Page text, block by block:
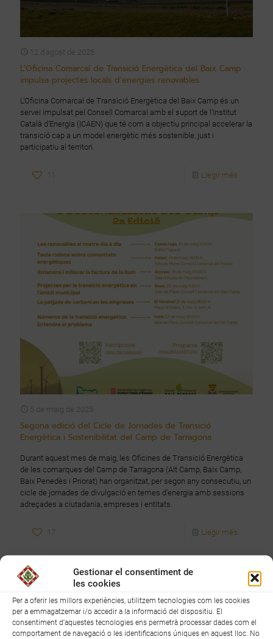
Gestionar el consentiment de
les cookies
Per a oferir les millors experiències, utilitzem tecnologies com les cookies
per a emmagatzemar i/o accedir a la informació del dispositiu. El
consentiment d'aquestes tecnologies ens permetrà processar dades com el
comportament de navegació o les identificacions úniques en aquest lloc. No
12 d'agost de 2025
L’Oficina Comarcal de Transició Energètica del Baix Camp
impulsa projectes locals d’energies renovables
L’Oficina Comarcal de Transició Energètica del Baix Camp és un
servei impulsat pel Consell Comarcal amb el suport de l’Institut
Català d’Energia (ICAEN) que té com a objectiu principal accelerar la
transició cap a un model energètic més sostenible, just i
participatiu al territori.
Llegir més
5 de maig de 2025
Segona edició del Cicle de Jornades de Transició
Energètica i Sostenibilitat del Camp de Tarragona
Durant aquest mes de maig, les Oficines de Transició Energètica
de les comarques del Camp de Tarragona (Alt Camp, Baix Camp,
Baix Penedès i Priorat) han organitzat, per segon any consecutiu, un
cicle de jornades de divulgació en temes d’energia amb sessions
adreçades a ciutadania, empreses i entitats.
17 Llegir més